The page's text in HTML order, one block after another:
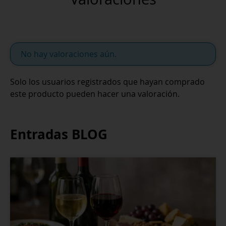
No hay valoraciones aún.
Solo los usuarios registrados que hayan comprado
este producto pueden hacer una valoración.
Entradas BLOG